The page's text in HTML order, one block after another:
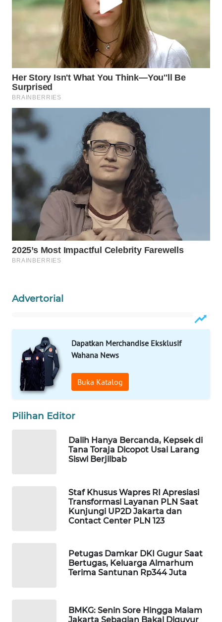
Advertorial
Dapatkan Merchandise Eksklusif
Wahana News
Buka Katalog
Pilihan Editor
Dalih Hanya Bercanda, Kepsek di
Tana Toraja Dicopot Usai Larang
Siswi Berjilbab
Staf Khusus Wapres RI Apresiasi
Transformasi Layanan PLN Saat
Kunjungi UP2D Jakarta dan
Contact Center PLN 123
Petugas Damkar DKI Gugur Saat
Bertugas, Keluarga Almarhum
Terima Santunan Rp344 Juta
BMKG: Senin Sore Hingga Malam
Jakarta Sebagian Bakal Diguyur
WAHANA
WAHANANEWS
ID
WAHANANEWS
CO ID
WAHANANEWS
WAHANA
SPORT
WAHANA
UMKM
WAHANA
WAHANA
WAHANA
OTOMOTIF
WAHANA
HEALTH
WAHANA
DESA